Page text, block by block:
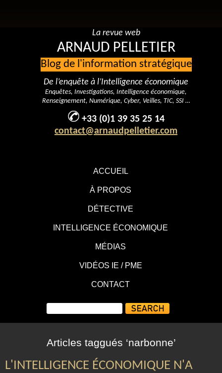
ACCUEIL
À PROPOS
DÉTECTIVE
INTELLIGENCE ÉCONOMIQUE
MÉDIAS
VIDÉOS IE / PME
CONTACT
La revue web
ARNAUD PELLETIER
Blog de l'information stratégique
De l’enquête à l’Intelligence économique
Enquêtes, Investigations, Intelligence économique,
Renseignement, Numérique, Cyber, Veilles, TIC, SSI …
+33 (0)1 39 35 25 14
contact@arnaudpelletier.com
Articles taggués ‘narbonne’
L'INTELLIGENCE ÉCONOMIQUE N'A